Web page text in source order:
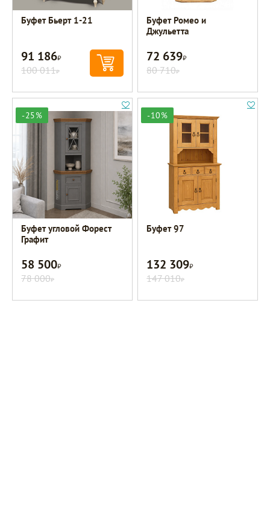
Буфет Бьерт 1-21
91 186Р
100 011Р
Буфет Ромео и
Джульетта
72 639Р
80 710Р
-25%
Буфет угловой Форест
Графит
58 500Р
78 000Р
-10%
Буфет 97
132 309Р
147 010Р